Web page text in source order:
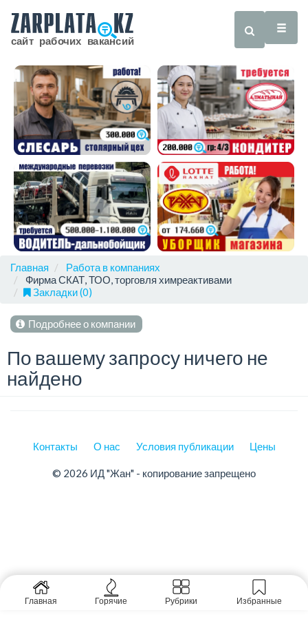
Главная
Работа в компаниях
Фирма СКАТ, ТОО, торговля химреактивами
Закладки (0)
Подробнее о компании
По вашему запросу ничего не
найдено
Контакты О нас Условия публикации Цены
© 2026 ИД "Жан" - копирование запрещено
Главная Горячие Рубрики Избранные